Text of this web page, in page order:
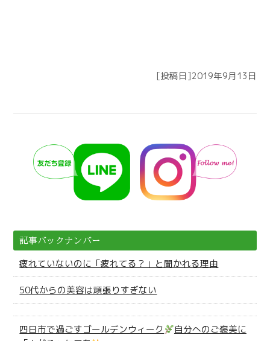
[投稿日]2019年9月13日
記事バックナンバー
疲れていないのに「疲れてる？」と聞かれる理由
50代からの美容は頑張りすぎない
四日市で過ごすゴールデンウィーク
自分へのご褒美に